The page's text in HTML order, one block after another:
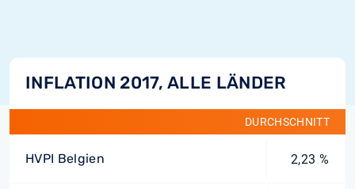
INFLATION 2017, ALLE LÄNDER
DURCHSCHNITT
HVPI Belgien 2,23 %